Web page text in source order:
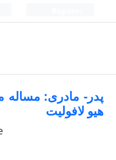
پدر- مادری:
هیو لافولیت